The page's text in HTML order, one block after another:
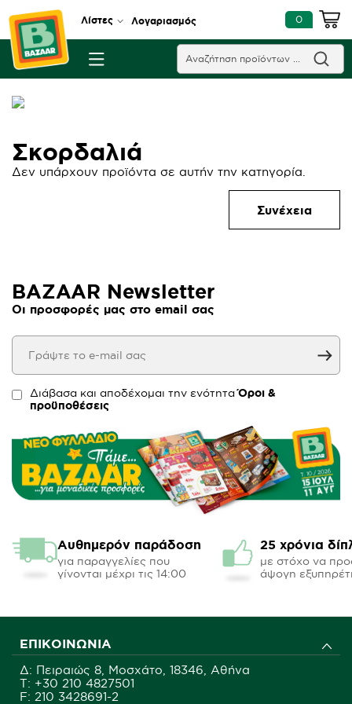
Λίστες Λογαριασμός 0
Σκορδαλιά
Δεν υπάρχουν προϊόντα σε αυτήν την κατηγορία.
Συνέχεια
BAZAAR Newsletter
Οι προσφορές μας στο email σας
Διάβασα και αποδέχομαι την ενότηταΌροι &
προϋποθέσεις
Αυθημερόν παράδοση
για παραγγελίες που
γίνονται μέχρι τις 14:00
25 χρόνια
με στόχο να
άψογη
ΕΠΙΚΟΙΝΩΝΊΑ
Δ: Πειραιώς 8, Μοσχάτο, 18346, Αθήνα
Τ: +30 210 4827501
F: 210 3428691-2